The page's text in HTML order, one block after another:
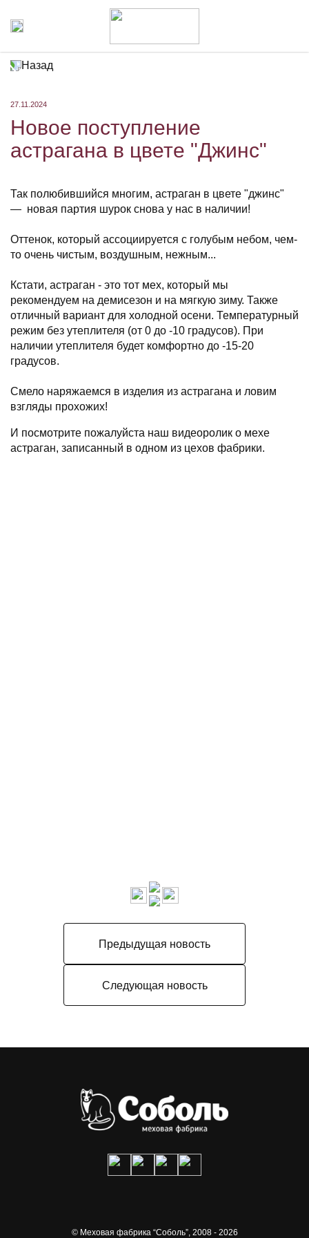
Назад
27.11.2024
Новое поступление
астрагана в цвете "Джинс"
Так полюбившийся многим, астраган в цвете "джинс"
— новая партия шурок снова у нас в наличии!
Оттенок, который ассоциируется с голубым небом, чем-
то очень чистым, воздушным, нежным...
Кстати, астраган - это тот мех, который мы
рекомендуем на демисезон и на мягкую зиму. Также
отличный вариант для холодной осени. Температурный
режим без утеплителя (от 0 до -10 градусов). При
наличии утеплителя будет комфортно до -15-20
градусов.
Смело наряжаемся в изделия из астрагана и ловим
взгляды прохожих!
И посмотрите пожалуйста наш видеоролик о мехе
астраган, записанный в одном из цехов фабрики.
Предыдущая новость
Следующая новость
© Меховая фабрика “Соболь”,2008 - 2026